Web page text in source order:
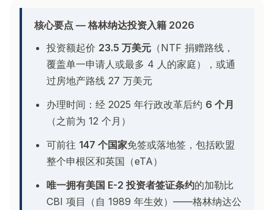
核心要点 — 格林纳达投资入籍 2026
投资额起价 23.5 万美元 （NTF 捐赠路线，
覆盖单一申请人或最多 4 人的家庭），或通
过房地产路线 27 万美元
办理时间：经 2025 年行政改革后约 6 个月
（之前为 12 个月）
可前往 147 个国家免签或落地签，包括欧盟
整个申根区和英国（eTA）
唯一拥有美国 E-2 投资者签证条约的加勒比
CBI 项目（自 1989 年生效）——格林纳达公